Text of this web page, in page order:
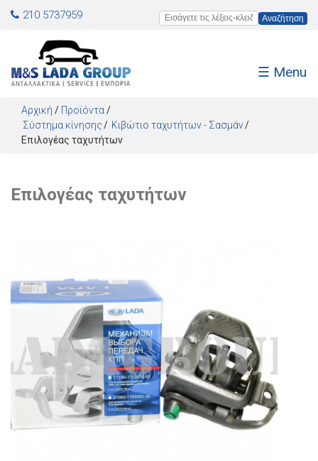
Jump to navigation
210 5737959 Εισάγετε τις λέξεις-κλειδιά
☰ Menu
Αρχική / Προϊόντα /
Σύστημα κίνησης
Κιβώτιο ταχυτήτων - Σασμάν
Επιλογέας ταχυτήτων
Επιλογέας ταχυτήτων